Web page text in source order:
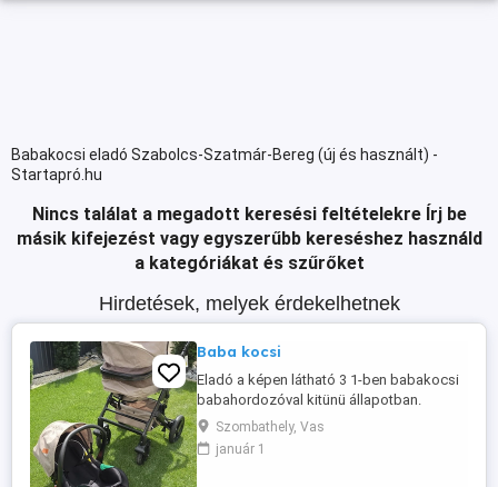
Babakocsi eladó Szabolcs-Szatmár-Bereg (új és használt) -
Startapró.hu
Nincs találat a megadott keresési feltételekre Írj be
másik kifejezést vagy egyszerűbb kereséshez használd
a kategóriákat és szűrőket
Hirdetések, melyek érdekelhetnek
Baba kocsi
Eladó a képen látható 3 1-ben babakocsi
babahordozóval kitünü állapotban.
Szombathely, Vas
január 1